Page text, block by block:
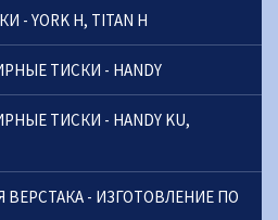
YORK H, TITAN H
ТИСКИ - HANDY
ТИСКИ - HANDY KU,
- ИЗГОТОВЛЕНИЕ ПО